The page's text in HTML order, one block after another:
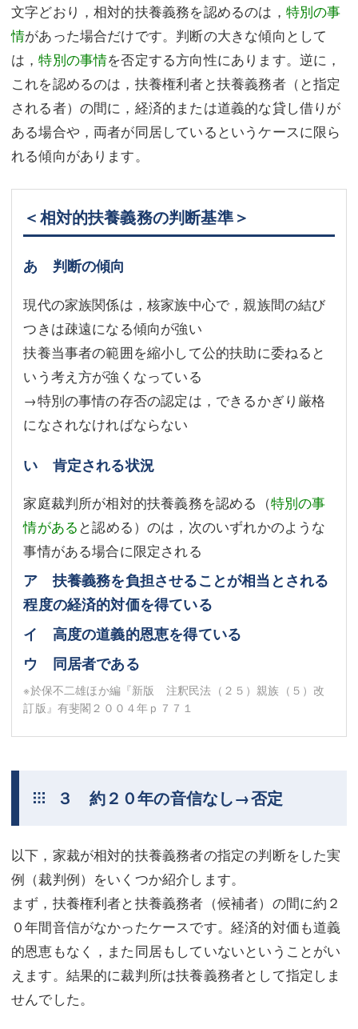
文字どおり，相対的扶養義務を認めるのは， 特別の事
情があった場合だけです。判断の大きな傾向として
は，特別の事情を否定する方向性にあります。逆に，
これを認めるのは，扶養権利者と扶養義務者（と指定
される者）の間に，経済的または道義的な貸し借りが
ある場合や，両者が同居しているというケースに限ら
れる傾向があります。
＜相対的扶養義務の判断基準＞
あ 判断の傾向
現代の家族関係は，核家族中心で，親族間の結び
つきは疎遠になる傾向が強い
扶養当事者の範囲を縮小して公的扶助に委ねると
いう考え方が強くなっている
→特別の事情の存否の認定は，できるかぎり厳格
になされなければならない
い 肯定される状況
家庭裁判所が相対的扶養義務を認める（特別の事
情がある と認める）のは，次のいずれかのような
事情がある場合に限定される
ア 扶養義務を負担させることが相当とされる
程度の経済的対価を得ている
イ 高度の道義的恩恵を得ている
ウ 同居者である
※於保不二雄ほか編『新版 注釈民法（２５）親族（５）改
訂版』有斐閣２００４年ｐ７７１
３ 約２０年の音信なし→否定
以下，家裁が相対的扶養義務者の指定の判断をした実
例（裁判例）をいくつか紹介します。
まず，扶養権利者と扶養義務者（候補者）の間に約２
０年間音信がなかったケースです。経済的対価も道義
的恩恵もなく，また同居もしていないということがい
えます。結果的に裁判所は扶養義務者として指定しま
せんでした。